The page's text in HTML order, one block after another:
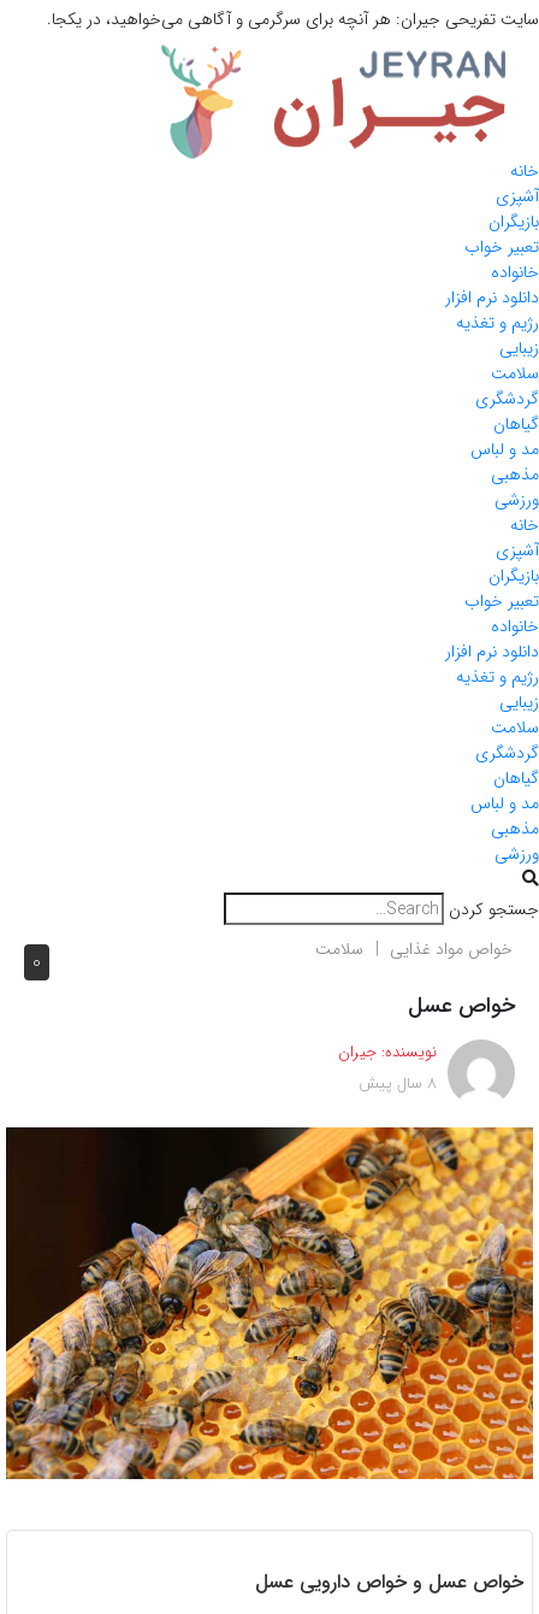
سایت تفریحی جیران: هر آنچه برای سرگرمی و آگاهی می‌خواهید، در یکجا.
خانه
آشپزی
بازیگران
تعبیر خواب
خانواده
دانلود نرم افزار
رژیم و تغذیه
زیبایی
سلامت
گردشگری
گیاهان
مد و لباس
مذهبی
ورزشی
خانه
آشپزی
بازیگران
تعبیر خواب
خانواده
دانلود نرم افزار
رژیم و تغذیه
زیبایی
سلامت
گردشگری
گیاهان
مد و لباس
مذهبی
ورزشی
جستجو کردن
0 خواص مواد غذایی سلامت
خواص عسل
نویسنده: جیران
8 سال پیش
خواص عسل و خواص دارویی عسل